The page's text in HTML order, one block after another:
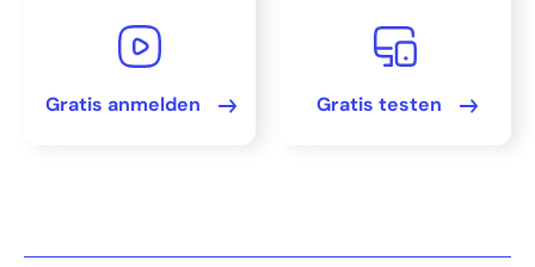
Fazit: Zweifache Erfassung für mehr Transparenz und
zu beschleunigen?
Gratis anmelden Gratis testen